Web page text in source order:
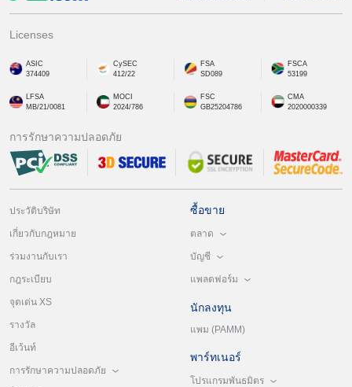
Licenses
ASIC
374409
CySEC
412/22
FSA
SD089
FSCA
53199
LFSA
MB/21/0081
MOCI
2024/786
FSC
GB25204786
CMA
2020000339
การรักษาความปลอดภัย
ประวัติบริษัท
เกี่ยวกับกฎหมาย
ร่วมงานกับเรา
กฎระเบียบ
จุดเด่น XS
รางวัล
อีเว้นท์
การรักษาความปลอดภัย
ซื้อขาย
ตลาด
บัญชี
แพลตฟอร์ม
นักลงทุน
แพม (PAMM)
พาร์ทเนอร์
โปรแกรมพันธมิตร